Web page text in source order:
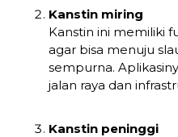
Kanstin miring
Kanstin ini memiliki
agar bisa menuju
sempurna.
jalan raya dan
Kanstin peninggi